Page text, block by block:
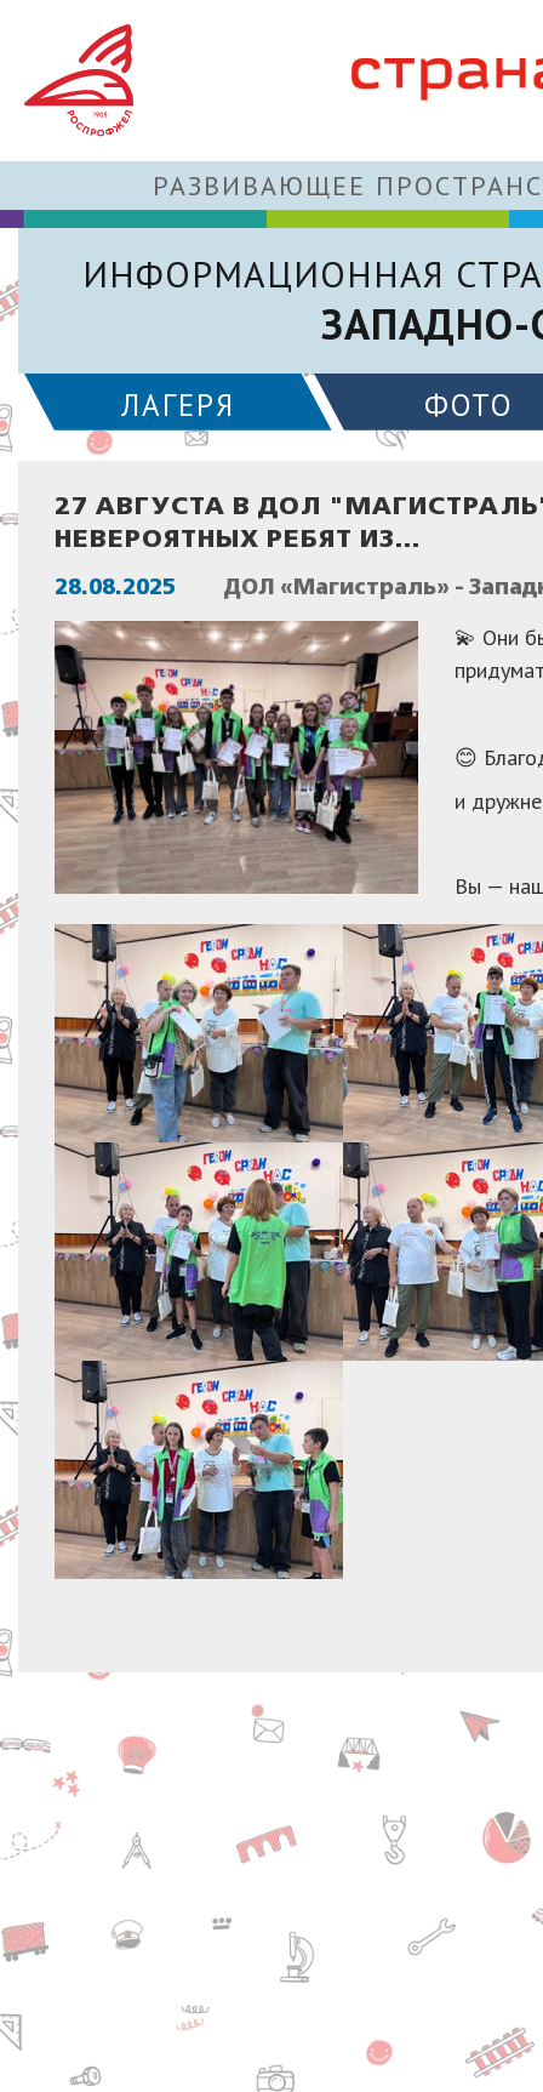
РАЗВИВАЮЩЕЕ
ИНФОРМАЦИОННАЯ
ЛАГЕРЯ ФОТО
27 АВГУСТА В ДОЛ
НЕВЕРОЯТНЫХ РЕБЯТ ИЗ...
28.08.2025 ДОЛ «Магистраль» -
💫 Они
😊
и
Вы —